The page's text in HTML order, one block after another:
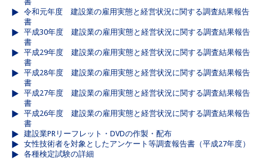
令和元年度 建設業の雇用実態と経営状況に関する調査結果報告
書
平成30年度 建設業の雇用実態と経営状況に関する調査結果報告
書
平成29年度 建設業の雇用実態と経営状況に関する調査結果報告
書
平成28年度 建設業の雇用実態と経営状況に関する調査結果報告
書
平成27年度 建設業の雇用実態と経営状況に関する調査結果報告
書
平成26年度 建設業の雇用実態と経営状況に関する調査結果報告
書
建設業PRリーフレット・DVDの作製・配布
女性技術者を対象としたアンケート等調査報告書（平成27年度）
各種検定試験の詳細